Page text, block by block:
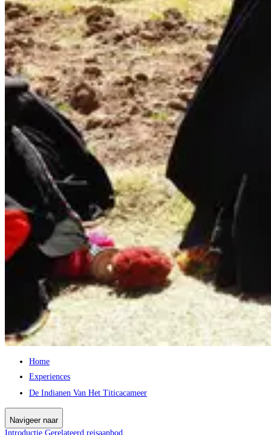
Home
Experiences
De Indianen Van Het Titicacameer
Navigeer naar
Introductie Gerelateerd reisaanbod